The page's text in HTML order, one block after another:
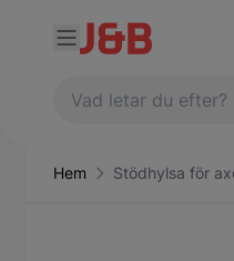
Hem Stödhylsa för